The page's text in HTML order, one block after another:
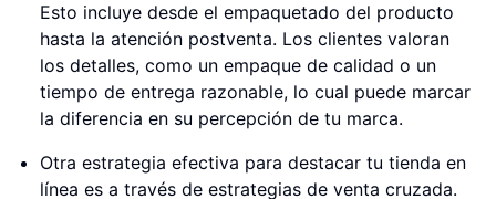
Esto incluye desde el empaquetado del producto
hasta la atención postventa. Los clientes valoran
los detalles, como un empaque de calidad o un
tiempo de entrega razonable, lo cual puede marcar
la diferencia en su percepción de tu marca.
Otra estrategia efectiva para destacar tu tienda en
línea es a través de estrategias de venta cruzada.